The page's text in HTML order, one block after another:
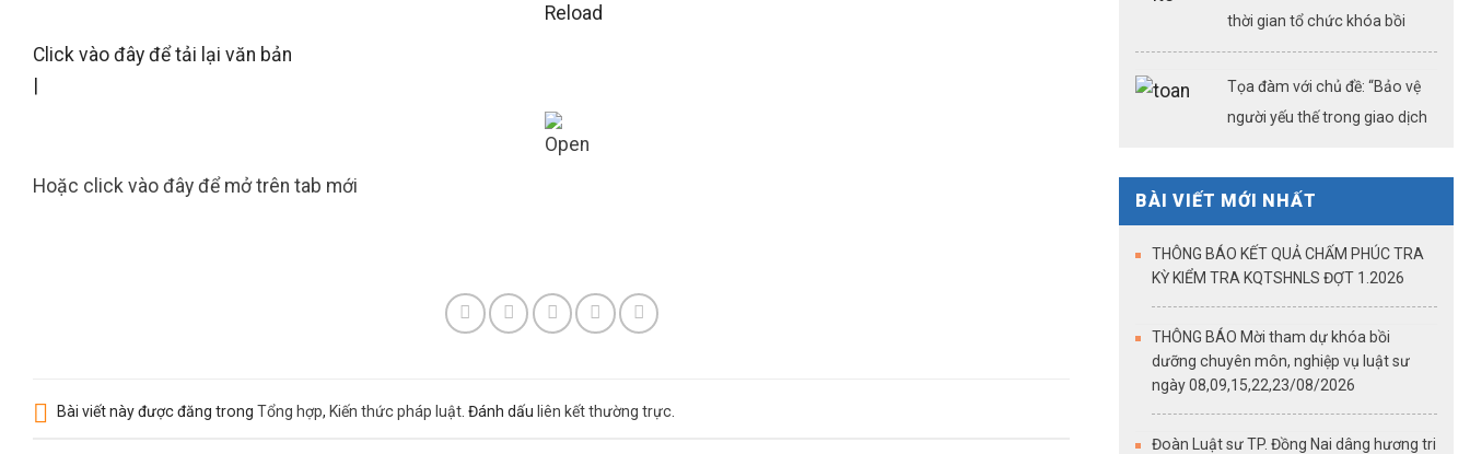
Click vào đây để tải lại văn bản
Hoặc click vào đây để mở trên tab mới
Bài viết này được đăng trong Tổng hợp, Kiến thức pháp luật . Đánh dấu liên kết thường trực
thời gian tổ chức khóa bồi
dưỡng chuyên môn, nghiệp vụ
luật sư ngày 26/07/2026
Tọa đàm với chủ đề: “Bảo vệ
người yếu thế trong giao dịch
điện tử – cải cách thủ tục
hành chính – khẳng định vai
trò của công chứng trong kỷ
nguyên dữ liệu số”
BÀI VIẾT MỚI NHẤT
THÔNG BÁO KẾT QUẢ CHẤM PHÚC TRA
KỲ KIỂM TRA KQTSHNLS ĐỢT 1.2026
THÔNG BÁO Mời tham dự khóa bồi
dưỡng chuyên môn, nghiệp vụ luật sư
ngày 08,09,15,22,23/08/2026
Đoàn Luật sư TP. Đồng Nai dâng hương tri